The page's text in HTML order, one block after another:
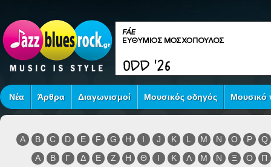
Νέα Άρθρα Διαγωνισμοί Μουσικός οδηγός Μουσικό
A B C D E F G H I J K L M N O P
Q
Α
Β Γ Δ Ε Ζ Η Θ Ι Κ Λ Μ Ν Ξ Ο
Π